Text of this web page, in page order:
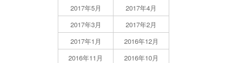
2017年5月
2017年4月
2017年3月
2017年2月
2017年1月
2016年12月
2016年11月
2016年10月